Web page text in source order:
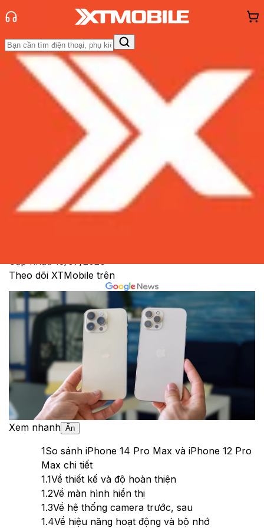
Trang chủ
Tin tức
So Sánh
Đánh Giá - Trên TaySo Sánh Tư vấnKhuyến
Hỏi đáp App - Game Thông báo
hàng - Sự kiện
So sánh iPhone 14 Pro Max và
iPhone 12 Pro Max: Có nên lên đời?
Cập nhật:13/07/2026
Theo dõi XTMobile trên
Xem nhanh Ẩn
1So sánh iPhone 14 Pro Max và iPhone 12 Pro
Max chi tiết
1.1Về thiết kế và độ hoàn thiện
1.2Về màn hình hiển thị
1.3Về hệ thống camera trước, sau
1.4Về hiệu năng hoạt động và bộ nhớ